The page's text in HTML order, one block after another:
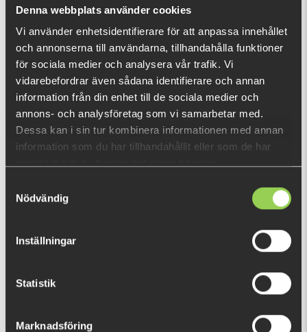
Denna webbplats använder cookies
Vi använder enhetsidentifierare för att anpassa innehållet
och annonserna till användarna, tillhandahålla funktioner
för sociala medier och analysera vår trafik. Vi
vidarebefordrar även sådana identifierare och annan
information från din enhet till de sociala medier och
annons- och analysföretag som vi samarbetar med.
Dessa kan i sin tur kombinera informationen med annan
information som du har tillhandahållit eller som de har
Nödvändig
Inställningar
Statistik
Marknadsföring
Vad är detta?
DU TITTADE NYLIGEN PÅ